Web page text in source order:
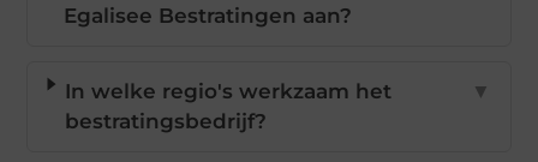
Egalisee Bestratingen aan?
In welke regio's werkzaam het
bestratingsbedrijf?
▼